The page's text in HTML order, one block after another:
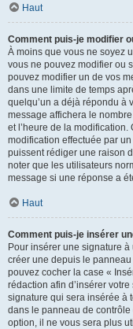
Haut
Comment puis-je modifier
À moins que vous ne soyez
vous ne pouvez modifier ou
pouvez modifier un de vos
dans une limite de temps
quelqu’un a déjà répondu à
message affichera le
et l’heure de la modification.
modification effectuée par
puissent rédiger une raison
noter que les utilisateurs
message si une réponse a
Haut
Comment puis-je insérer
Pour insérer une signature
créer une depuis le
pouvez cocher la case «
rédaction afin d’insérer
signature qui sera insérée à
dans le panneau de contrôle
option, il ne vous sera plus